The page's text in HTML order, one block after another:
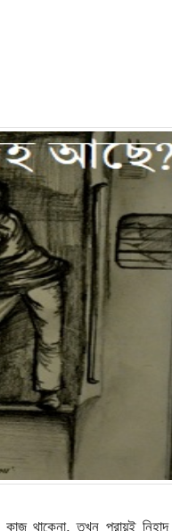
থাকেনা, তখন প্রায়ই